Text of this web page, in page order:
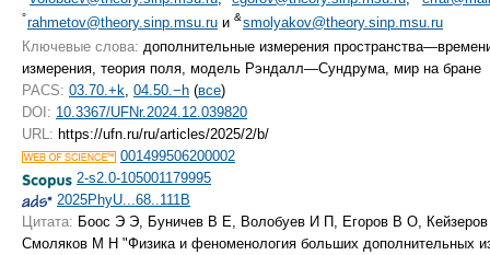
°rahmetov@theory.sinp.msu.ru и &smolyakov@theory.sinp.msu.ru
Ключевые слова: дополнительные измерения
измерения, теория поля, модель Рэндалл—Сундрума, мир на бране
PACS: 03.70.+k 04.50.−h (все)
DOI: 10.3367/UFNr.2024.12.039820
URL: https://ufn.ru/ru/articles/2025/2/b/
001499506200002
2-s2.0-105001179995
2025PhyU...68..111B
Цитата: Боос Э Э, Буничев В Е, Волобуев И П, Егоров В О,
Смоляков М Н "Физика и феноменология больших дополнительных